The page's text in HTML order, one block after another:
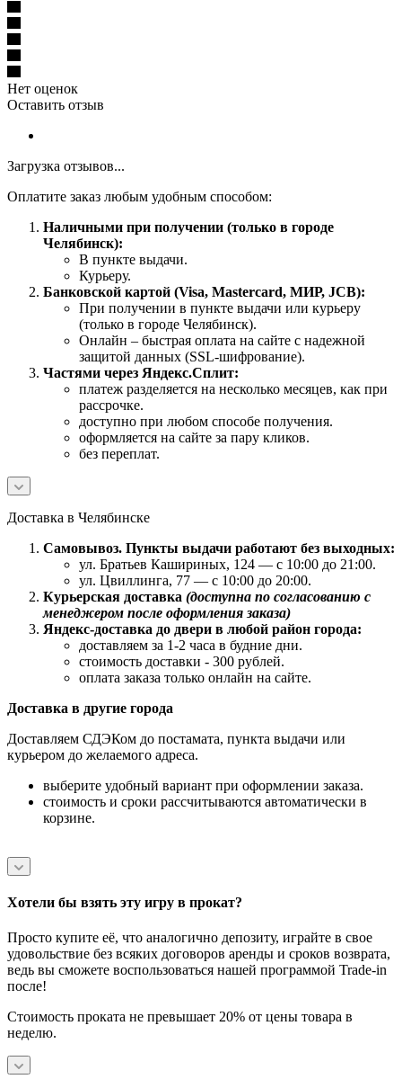
Нет оценок
Оставить отзыв
Загрузка отзывов...
Оплатите заказ любым удобным способом:
Наличными при получении (только в городе
Челябинск):
В пункте выдачи.
Курьеру.
Банковской картой (Visa, Mastercard, МИР, JCB):
При получении в пункте выдачи или курьеру
(только в городе Челябинск).
Онлайн – быстрая оплата на сайте с надежной
защитой данных (SSL-шифрование).
Частями через Яндекс.Сплит:
платеж разделяется на несколько месяцев, как при
рассрочке.
доступно при любом способе получения.
оформляется на сайте за пару кликов.
без переплат.
Доставка в Челябинске
Самовывоз. Пункты выдачи работают без выходных:
ул. Братьев Кашириных, 124 — с 10:00 до 21:00.
ул. Цвиллинга, 77 — с 10:00 до 20:00.
Курьерская доставка (доступна по согласованию с
менеджером после оформления заказа)
Яндекс-доставка до двери в любой район города:
доставляем за 1-2 часа в будние дни.
стоимость доставки - 300 рублей.
оплата заказа только онлайн на сайте.
Доставка в другие города
Доставляем СДЭКом до постамата, пункта выдачи или
курьером до желаемого адреса.
выберите удобный вариант при оформлении заказа.
стоимость и сроки рассчитываются автоматически в
корзине.
Хотели бы взять эту игру в прокат?
Просто купите её, что аналогично депозиту, играйте в свое
удовольствие без всяких договоров аренды и сроков возврата,
ведь вы сможете воспользоваться нашей программой Trade-in
после!
Стоимость проката не превышает 20% от цены товара в
неделю.